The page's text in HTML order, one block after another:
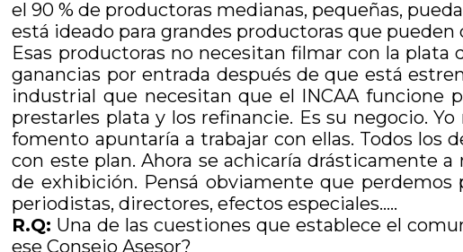
el 90 % de productoras medianas, pequeñas,
está ideado para grandes productoras que
Esas productoras no necesitan filmar con la
ganancias por entrada después de que está
industrial que necesitan que el INCAA funcione
prestarles plata y los refinancie. Es su negocio.
fomento apuntaría a trabajar con ellas. Todos los
con este plan. Ahora se achicaría drásticamente
de exhibición. Pensá obviamente que perdemos
periodistas, directores, efectos especiales…..
R.Q: Una de las cuestiones que establece el
ese Consejo Asesor?